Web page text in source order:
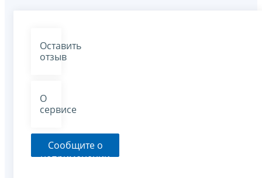
Оставить
отзыв
О
сервисе
Сообщите о
неприменении